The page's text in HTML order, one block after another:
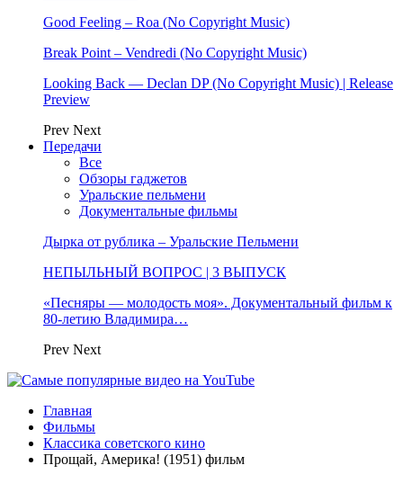
Good Feeling – Roa (No Copyright Music)
Break Point – Vendredi (No Copyright Music)
Looking Back — Declan DP (No Copyright Music) | Release
Preview
Prev Next
Передачи
Все
Обзоры гаджетов
Уральские пельмени
Документальные фильмы
Дырка от рублика – Уральские Пельмени
НЕПЫЛЬНЫЙ ВОПРОС | 3 ВЫПУСК
«Песняры — молодость моя». Документальный фильм к
80-летию Владимира…
Prev Next
Главная
Фильмы
Классика советского кино
Прощай, Америка! (1951) фильм